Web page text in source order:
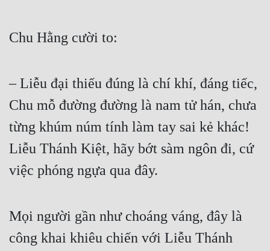
Chu Hằng cười to:
– Liễu đại thiếu đúng là chí khí, đáng tiếc,
Chu mỗ đường đường là nam tử hán, chưa
từng khúm núm tính làm tay sai kẻ khác!
Liễu Thánh Kiệt, hãy bớt sàm ngôn đi, cứ
việc phóng ngựa qua đây.
Mọi người gần như choáng váng, đây là
công khai khiêu chiến với Liễu Thánh